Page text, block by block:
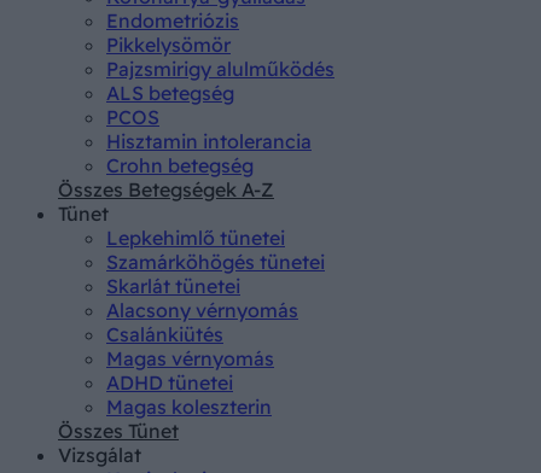
Endometriózis
Pikkelysömör
Pajzsmirigy alulműködés
ALS betegség
PCOS
Hisztamin intolerancia
Crohn betegség
Összes Betegségek A-Z
Tünet
Lepkehimlő tünetei
Szamárköhögés tünetei
Skarlát tünetei
Alacsony vérnyomás
Csalánkiütés
Magas vérnyomás
ADHD tünetei
Magas koleszterin
Összes Tünet
Vizsgálat